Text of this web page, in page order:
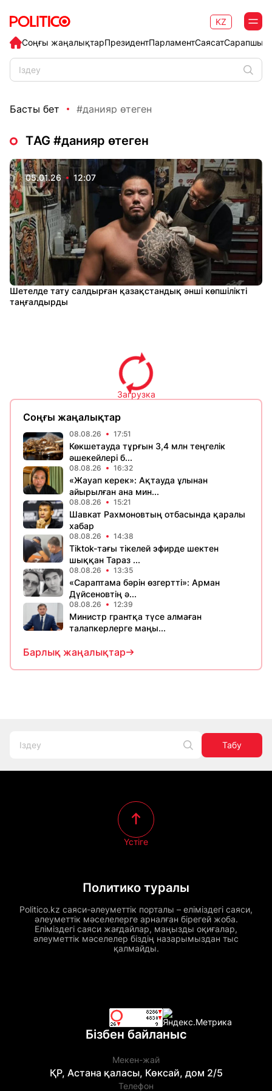
Соңғы жаңалықтарПрезидентПарламентСаясат
KZ
Басты бет #данияр өтеген
ТAG #данияр өтеген
05.01.26 12:07
Шетелде тату салдырған қазақстандық әнші көпшілікті
таңғалдырды
Загрузка
Соңғы жаңалықтар
08.08.26 17:51
Көкшетауда тұрғын 3,4 млн теңгелік
әшекейлері б...
08.08.26 16:32
«Жауап керек»: Ақтауда ұлынан
айырылған ана мин...
08.08.26 15:21
Шавкат Рахмоновтың отбасында қаралы
хабар
08.08.26 14:38
Tiktok-тағы тікелей эфирде шектен
шыққан Тараз ...
08.08.26 13:35
«Сараптама бәрін өзгертті»: Арман
Дүйсеновтің ә...
08.08.26 12:39
Министр грантқа түсе алмаған
талапкерлерге маңы...
Барлық жаңалықтар
Табу
Политико туралы
Politico.kz саяси-әлеуметтік порталы – еліміздегі саяси,
әлеуметтік мәселелерге арналған бірегей жоба.
Еліміздегі саяси жағдайлар, маңызды оқиғалар,
әлеуметтік мәселелер біздің назарымыздан тыс
қалмайды.
Үстіге
Бізбен байланыс
Мекен-жай
ҚР, Астана қаласы, Көксай, дом 2/5
Телефон